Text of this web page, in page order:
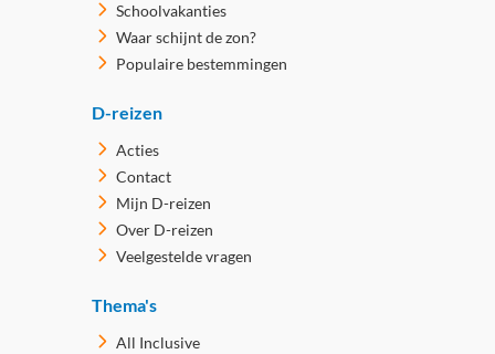
Schoolvakanties
Waar schijnt de zon?
Populaire bestemmingen
D-reizen
Acties
Contact
Mijn D-reizen
Over D-reizen
Veelgestelde vragen
Thema's
All Inclusive